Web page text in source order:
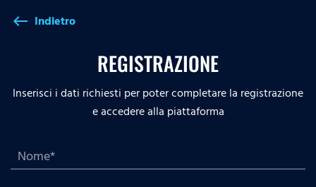
west Indietro
REGISTRAZIONE
Inserisci i dati richiesti per poter completare la registrazione
e accedere alla piattaforma